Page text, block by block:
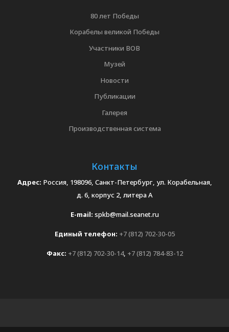
80 лет Победы
Корабелы великой Победы
Участники ВОВ
Музей
Новости
Публикации
Галерея
Производственная система
Контакты
Адрес: Россия, 198096, Санкт-Петербург, ул. Корабельная,
д. 6, корпус 2, литера А
E-mail: spkb@mail.seanet.ru
Единый телефон: +7 (812) 702-30-05
Факс: +7 (812) 702-30-14, +7 (812) 784-83-12